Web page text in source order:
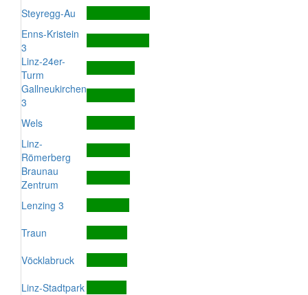
Steyregg-Au
Enns-Kristein
3
Linz-24er-
Turm
Gallneukirchen
3
Wels
Linz-
Römerberg
Braunau
Zentrum
Lenzing 3
Traun
Vöcklabruck
Linz-Stadtpark